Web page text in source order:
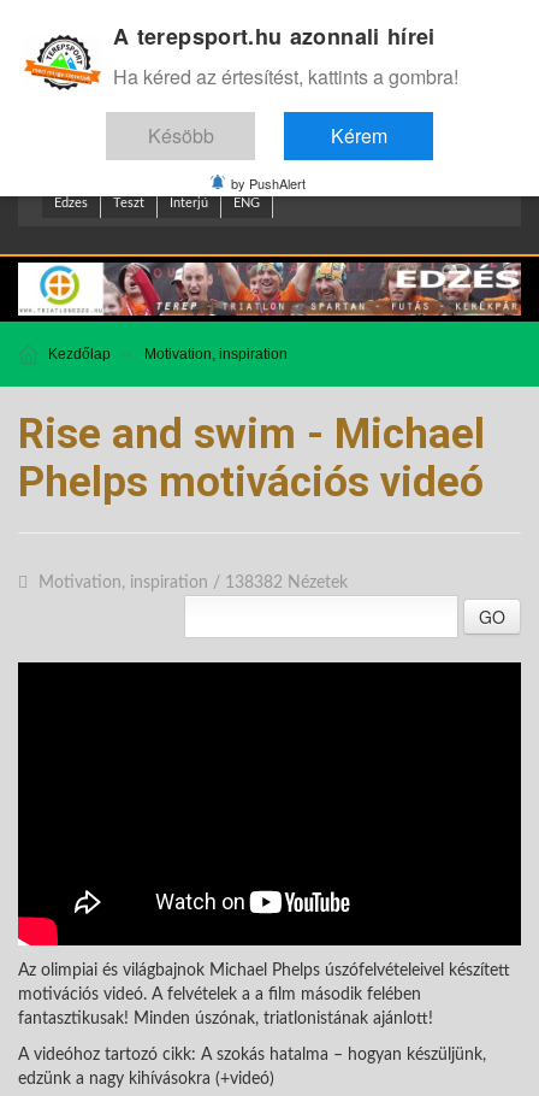
Edzes Teszt Interjú ENG
Kezdőlap Motivation, inspiration
Rise and swim - Michael
Phelps motivációs videó
Motivation, inspiration / 138382 Nézetek
GO
Az olimpiai és világbajnok Michael Phelps úszófelvételeivel készített
motivációs videó. A felvételek a a film második felében
fantasztikusak! Minden úszónak, triatlonistának ajánlott!
A videóhoz tartozó cikk: A szokás hatalma – hogyan készüljünk,
edzünk a nagy kihívásokra (+videó)
A terepsport.hu azonnali hírei
Ha kéred az értesítést, kattints a gombra!
Késöbb Kérem
by PushAlert